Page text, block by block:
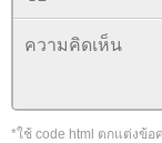
*ใช้ code html ตกแต่งข้อ